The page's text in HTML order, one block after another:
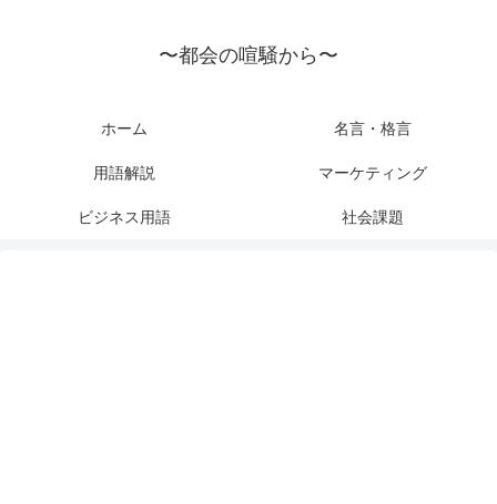
〜都会の喧騒から〜
ホーム 名言・格言
用語解説 マーケティング
ビジネス用語 社会課題